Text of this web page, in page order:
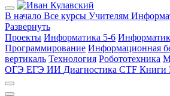
В начало Все курсы Учителям
Развернуть
Проекты Информатика 5-6
Программирование Информационная
вертикаль Технология Робототехника
ОГЭ ЕГЭ ИИ Диагностика CTF Книги